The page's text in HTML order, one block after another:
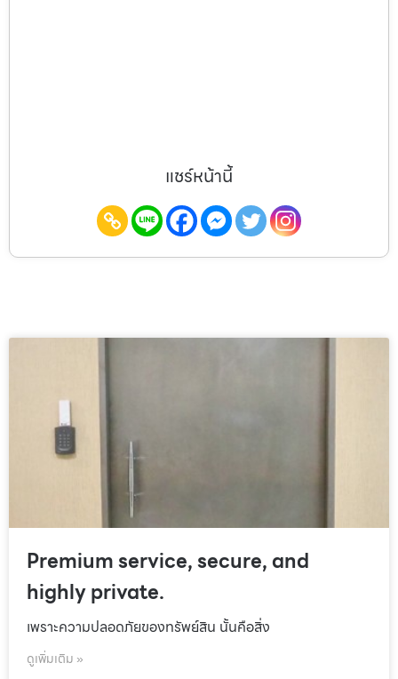
แชร์หน้านี้
Premium service, secure, and
highly private.
เพราะความปลอดภัยของทรัพย์สิน นั้นคือสิ่ง
ดูเพิ่มเติม »